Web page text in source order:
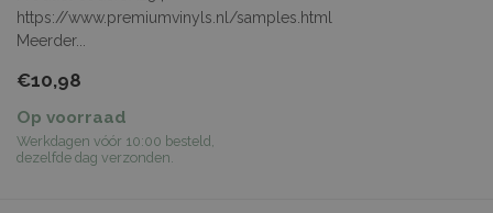
https://www.premiumvinyls.nl/samples.html
Meerder...
€10,98
Op voorraad
Werkdagen vóór 10:00 besteld,
dezelfde dag verzonden.